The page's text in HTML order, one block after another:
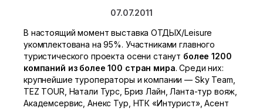
07.07.2011
В настоящий момент выставка ОТДЫХ/Leisure
укомплектована на 95%. Участниками главного
туристического проекта осени станут более 1200
компаний из более 100 стран мира. Среди них:
крупнейшие туроператоры и компании — Sky Team,
TEZ TOUR, Натали Турс, Бриз Лайн, Ланта-тур вояж,
Академсервис, Анекс Тур, НТК «Интурист», Асент